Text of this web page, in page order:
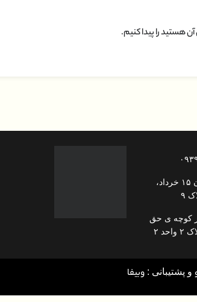
هستید را پیدا کنیم.
آدرس : بازار تهران، خیابان ۱۵ خرداد،
کوچه ی حق
۲
و پشتیبانی : وبیفا